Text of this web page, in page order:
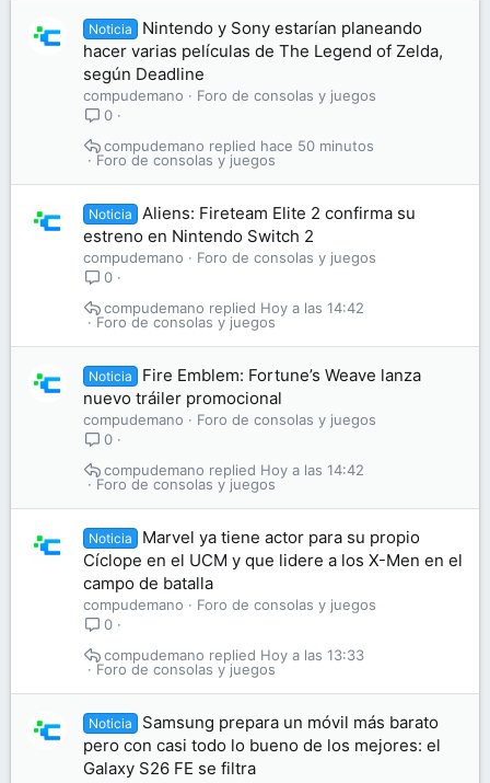
Noticia
Nintendo y Sony estarían planeando
hacer varias películas de The Legend of Zelda,
según Deadline
compudemano
Foro de consolas y juegos
0
Foro de consolas y juegos
hace 50 minutos
compudemano
Noticia
Aliens: Fireteam Elite 2 confirma su
estreno en Nintendo Switch 2
compudemano
Foro de consolas y juegos
0
Foro de consolas y juegos
Hoy a las 14:42
compudemano
Noticia
Fire Emblem: Fortune’s Weave lanza
nuevo tráiler promocional
compudemano
Foro de consolas y juegos
0
Foro de consolas y juegos
Hoy a las 14:42
compudemano
Noticia
Marvel ya tiene actor para su propio
Cíclope en el UCM y que lidere a los X-Men en el
campo de batalla
compudemano
Foro de consolas y juegos
0
Foro de consolas y juegos
Hoy a las 13:33
compudemano
Noticia
Samsung prepara un móvil más barato
pero con casi todo lo bueno de los mejores: el
Galaxy S26 FE se filtra